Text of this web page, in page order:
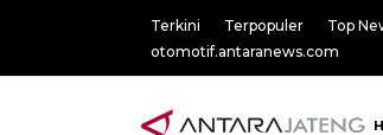
Terkini Terpopuler Top
otomotif.antaranews.com